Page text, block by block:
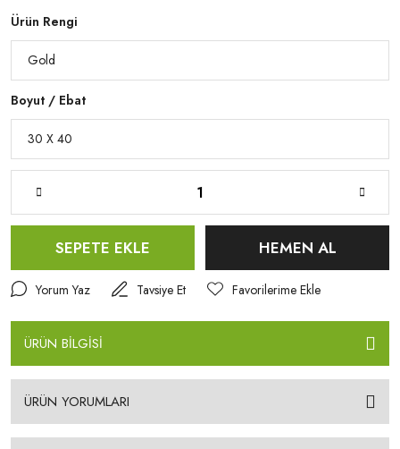
Ürün Rengi
Boyut / Ebat
SEPETE EKLE HEMEN AL
Yorum Yaz Tavsiye Et
ÜRÜN BİLGİSİ
ÜRÜN YORUMLARI